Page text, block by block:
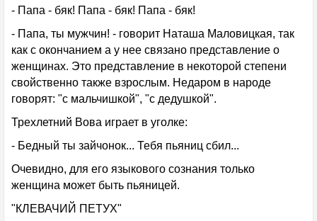
- Папа - бяк! Папа - бяк! Папа - бяк!
- Папа, ты мужчин! - говорит Наташа Маловицкая, так
как с окончанием а у нее связано представление о
женщинах. Это представление в некоторой степени
свойственно также взрослым. Недаром в народе
говорят: "с мальчишкой", "с дедушкой".
Трехлетний Вова играет в уголке:
- Бедный ты зайчонок... Тебя пьяниц сбил...
Очевидно, для его языкового сознания только
женщина может быть пьяницей.
"КЛЕВАЧИЙ ПЕТУХ"